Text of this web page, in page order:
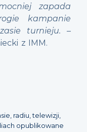
zapada
kampanie
turnieju. –
z IMM.
radiu, telewizji,
opublikowane